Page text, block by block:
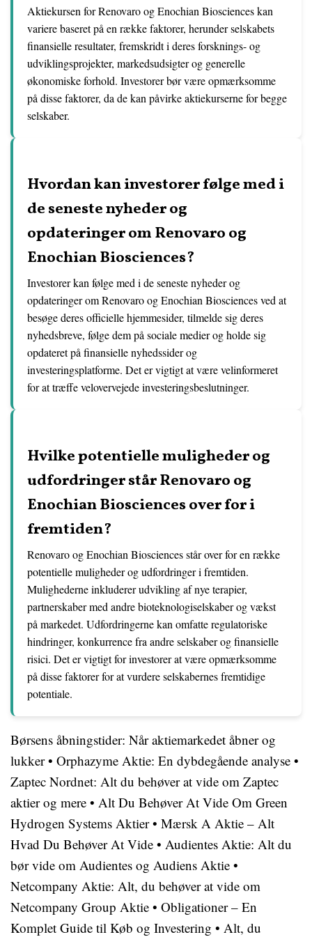
Aktiekursen for Renovaro og Enochian Biosciences kan
variere baseret på en række faktorer, herunder selskabets
finansielle resultater, fremskridt i deres forsknings- og
udviklingsprojekter, markedsudsigter og generelle
økonomiske forhold. Investorer bør være opmærksomme
på disse faktorer, da de kan påvirke aktiekurserne for begge
selskaber.
Hvordan kan investorer følge med i
de seneste nyheder og
opdateringer om Renovaro og
Enochian Biosciences?
Investorer kan følge med i de seneste nyheder og
opdateringer om Renovaro og Enochian Biosciences ved at
besøge deres officielle hjemmesider, tilmelde sig deres
nyhedsbreve, følge dem på sociale medier og holde sig
opdateret på finansielle nyhedssider og
investeringsplatforme. Det er vigtigt at være velinformeret
for at træffe velovervejede investeringsbeslutninger.
Hvilke potentielle muligheder og
udfordringer står Renovaro og
Enochian Biosciences over for i
fremtiden?
Renovaro og Enochian Biosciences står over for en række
potentielle muligheder og udfordringer i fremtiden.
Mulighederne inkluderer udvikling af nye terapier,
partnerskaber med andre bioteknologiselskaber og vækst
på markedet. Udfordringerne kan omfatte regulatoriske
hindringer, konkurrence fra andre selskaber og finansielle
risici. Det er vigtigt for investorer at være opmærksomme
på disse faktorer for at vurdere selskabernes fremtidige
potentiale.
Børsens åbningstider: Når aktiemarkedet åbner og
lukker• Orphazyme Aktie: En dybdegående analyse •
Zaptec Nordnet: Alt du behøver at vide om Zaptec
aktier og mere • Alt Du Behøver At Vide Om Green
Hydrogen Systems Aktier• Mærsk A Aktie – Alt
Hvad Du Behøver At Vide • Audientes Aktie: Alt du
bør vide om Audientes og Audiens Aktie •
Netcompany Aktie: Alt, du behøver at vide om
Netcompany Group Aktie • Obligationer – En
Komplet Guide til Køb og Investering • Alt, du